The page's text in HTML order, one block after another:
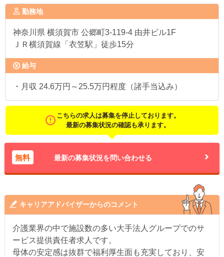
勤務地
神奈川県 横須賀市 公郷町3-119-4 由井ビル1F
ＪＲ横須賀線「衣笠駅」徒歩15分
給与
・月収 24.6万円～25.5万円程度（諸手当込み）
こちらの求人は募集を停止しております。
最新の募集状況の確認も承ります。
無料 最新の募集状況を問い合わせる
キャリアアドバイザーからのコメント
介護業界の中で施設数の多い大手法人グループでのサ
ービス提供責任者求人です。
母体の安定感は抜群で福利厚生面も充実しており、安